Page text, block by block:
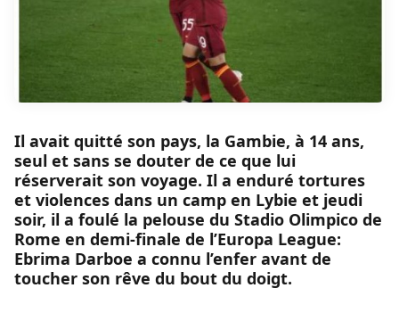
Il avait quitté son pays, la Gambie, à 14 ans,
seul et sans se douter de ce que lui
réserverait son voyage. Il a enduré tortures
et violences dans un camp en Lybie et jeudi
soir, il a foulé la pelouse du Stadio Olimpico de
Rome en demi-finale de l’Europa League:
Ebrima Darboe a connu l’enfer avant de
toucher son rêve du bout du doigt.